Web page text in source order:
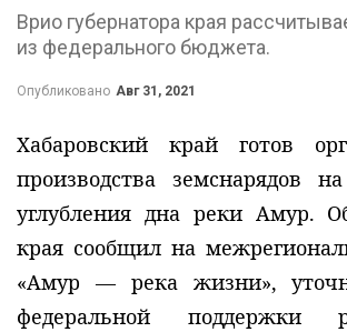
Врио губернатора края
из федерального бюджета.
Опубликовано Авг 31, 2021
Хабаровский край готов
производства земснарядов
углубления дна реки Амур.
края сообщил на
«Амур — река жизни»,
федеральной поддержки